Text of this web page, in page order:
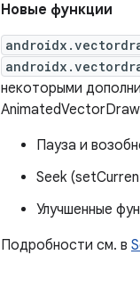
Новые функции
некоторыми
Пауза и
Seek
Улучшенные
Подробности см. в